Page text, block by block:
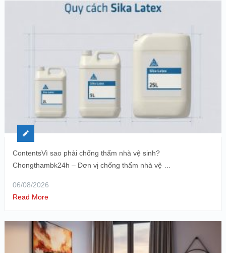
ContentsVì sao phải chống thấm nhà vệ sinh?
Chongthambk24h – Đơn vị chống thấm nhà vệ …
06/08/2026
Read More